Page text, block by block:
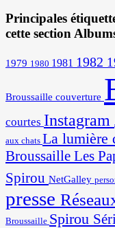
Principales
cette section
1979 1980 1981 1982
Broussaille couverture
courtes Instagram
aux chats La lumière
Broussaille Les
Spirou NetGalley
presse
Broussaille Spirou